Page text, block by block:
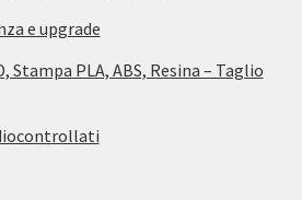
e upgrade
PLA, ABS, Resina – Taglio